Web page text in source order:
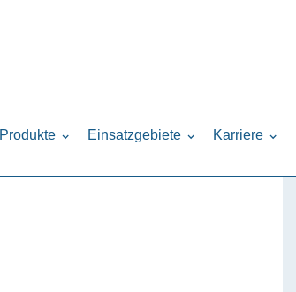
Produkte Einsatzgebiete Karriere